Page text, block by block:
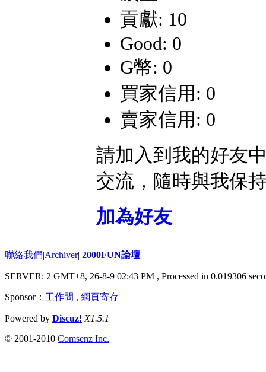
貢獻: 10
Good: 0
G幣: 0
買家信用: 0
賣家信用: 0
請加入到我的好友
交流，隨時與我保
加為好友
聯絡我們|Archiver| 2000FUN論壇
SERVER: 2 GMT+8, 26-8-9 02:43 PM , Processed in 0.019306
Sponsor： 工作間 , 網頁寄存
Powered by Discuz! X1.5.1
© 2001-2010 Comsenz Inc.